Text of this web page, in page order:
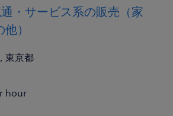
・サービス系の販売（家
）
東京都
hour